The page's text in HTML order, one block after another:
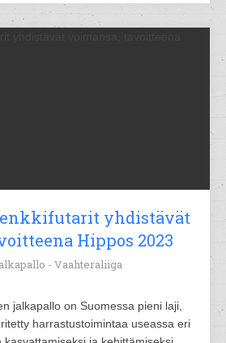
yhdistävät
Hippos 2023
- Vaahteraliiga
jalkapallo on Suomessa pieni laji,
harrastustoimintaa useassa eri